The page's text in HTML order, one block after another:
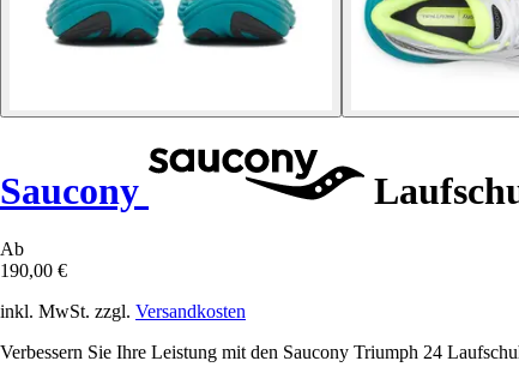
Saucony
Ab
190,00 €
inkl. MwSt. zzgl. Versandkosten
Verbessern Sie Ihre Leistung mit den Saucony Triumph 24